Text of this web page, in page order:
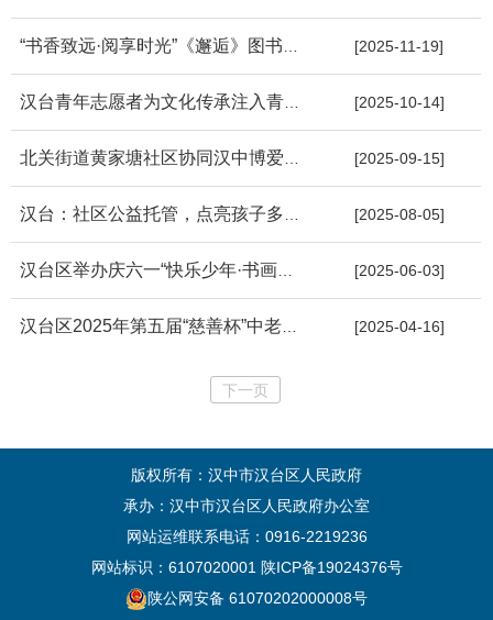
[2025-11-19]
[2025-10-14]
[2025-09-15]
[2025-08-05]
[2025-06-03]
[2025-04-16]
下一页
版权所有：汉中市汉台区人民政府
承办：汉中市汉台区人民政府办公室
网站运维联系电话：0916-2219236
网站标识：6107020001 陕ICP备19024376号
陕公网安备 61070202000008号